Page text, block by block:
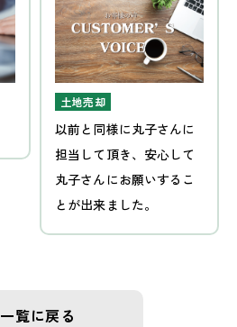
土地売却
以前と同様に丸子さんに
担当して頂き、安心して
丸子さんにお願いするこ
とが出来ました。
一覧に戻る